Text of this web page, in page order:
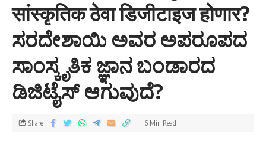
सांस्कृतिक ठेवा डिजीटाइज होणार?
ಸರದೇಶಾಯಿ ಅವರ ಅಪರೂಪದ
ಸಾಂಸ್ಕೃತಿಕ ಜ್ಞಾನ ಬಂಡಾರದ
ಡಿಜಿಟೈಸ್ ಆಗುವುದೆ?
Share 6 Min Read